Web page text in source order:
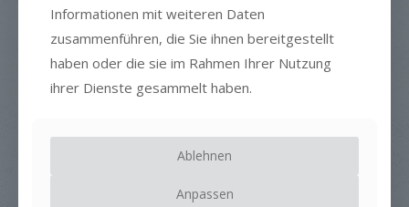
Informationen mit weiteren Daten
zusammenführen, die Sie ihnen bereitgestellt
haben oder die sie im Rahmen Ihrer Nutzung
ihrer Dienste gesammelt haben.
Ablehnen
Anpassen